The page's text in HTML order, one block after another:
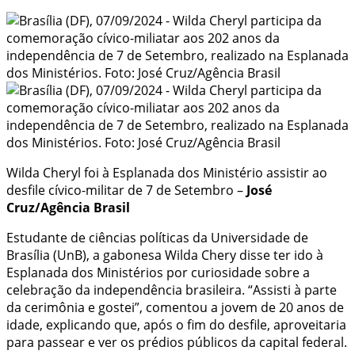
Wilda Cheryl foi à Esplanada dos Ministério assistir ao
desfile cívico-militar de 7 de Setembro – José
Cruz/Agência Brasil
Estudante de ciências políticas da Universidade de
Brasília (UnB), a gabonesa Wilda Chery disse ter ido à
Esplanada dos Ministérios por curiosidade sobre a
celebração da independência brasileira. “Assisti à parte
da cerimônia e gostei”, comentou a jovem de 20 anos de
idade, explicando que, após o fim do desfile, aproveitaria
para passear e ver os prédios públicos da capital federal.